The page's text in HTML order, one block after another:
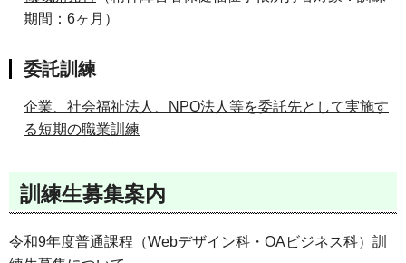
期間：6ヶ月）
委託訓練
企業、社会福祉法人、NPO法人等を委託先として実施す
る短期の職業訓練
訓練生募集案内
令和9年度普通課程（Webデザイン科・OAビジネス科）訓